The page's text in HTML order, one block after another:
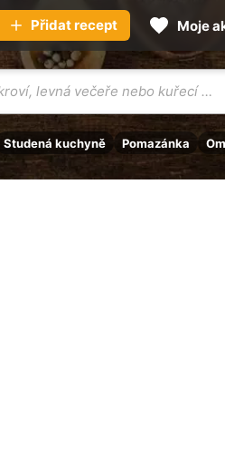
Studená kuchyně Pomazánka
Přidat recept Moje